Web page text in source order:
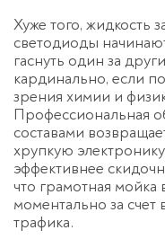
Хуже того, жидкость
светодиоды
гаснуть один за
кардинально, если
зрения химии и
Профессиональная
составами
хрупкую
эффективнее
что грамотная мойка
моментально за
трафика.